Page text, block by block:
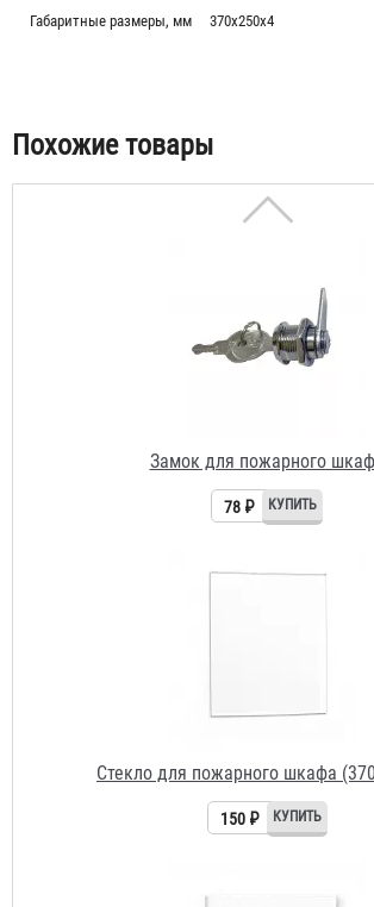
Габаритные размеры, мм 370х250х4
Похожие товары
Замок для пожарного шкафа
150 ₽